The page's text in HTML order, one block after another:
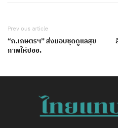
Previous article
“ก.เกษตรฯ” ส่งมอบชุดดูแลสุข
ภาพให้ปชช.